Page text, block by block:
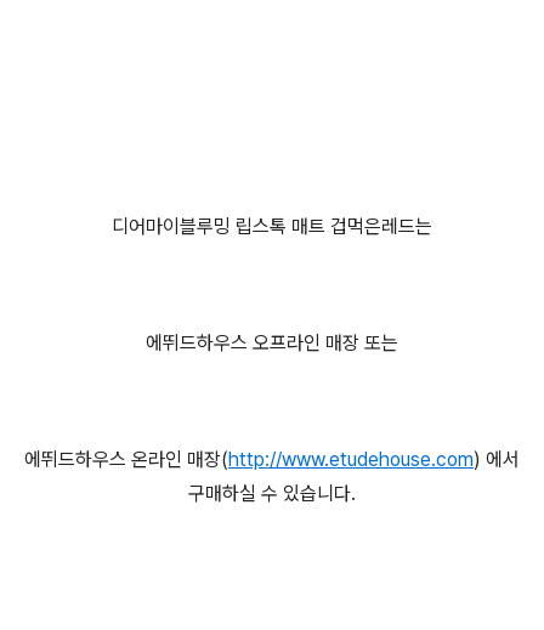
디어마이블루밍 립스톡 매트 겁먹은레드는
에뛰드하우스 오프라인 매장 또는
에뛰드하우스 온라인 매장(http://www.etudehouse.com) 에서
구매하실 수 있습니다.